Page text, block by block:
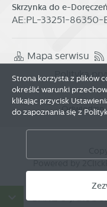
DANE O JAKOŚCI
Skrzynka do e-
AE:PL-33251-86350-
Mapa serwisu
Polityka
Odwiedzin:
Strona korzysta z plików
określić warunki
klikając przycisk
do zapoznania się z